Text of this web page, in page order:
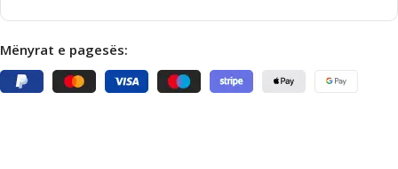
Mënyrat e pagesës: